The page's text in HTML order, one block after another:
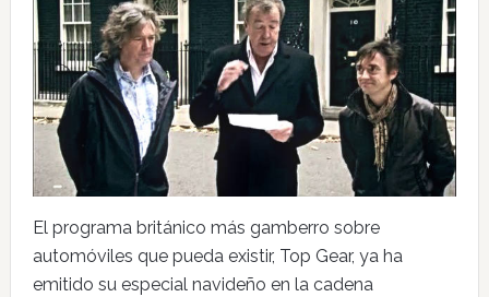
El programa británico más gamberro sobre
automóviles que pueda existir, Top Gear, ya ha
emitido su especial navideño en la cadena